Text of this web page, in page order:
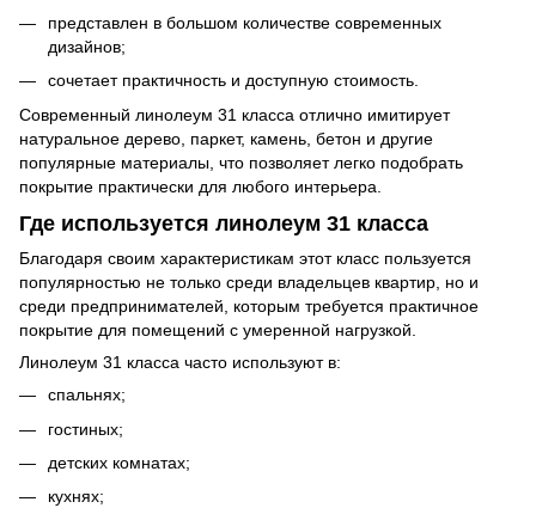
представлен в большом количестве современных
дизайнов;
сочетает практичность и доступную стоимость.
Современный линолеум 31 класса отлично имитирует
натуральное дерево, паркет, камень, бетон и другие
популярные материалы, что позволяет легко подобрать
покрытие практически для любого интерьера.
Где используется линолеум 31 класса
Благодаря своим характеристикам этот класс пользуется
популярностью не только среди владельцев квартир, но и
среди предпринимателей, которым требуется практичное
покрытие для помещений с умеренной нагрузкой.
Линолеум 31 класса часто используют в:
спальнях;
гостиных;
детских комнатах;
кухнях;